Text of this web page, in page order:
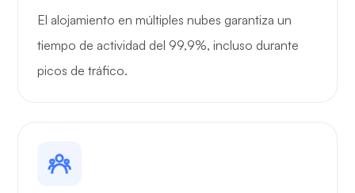
El alojamiento en múltiples nubes garantiza un
tiempo de actividad del 99,9%, incluso durante
picos de tráfico.